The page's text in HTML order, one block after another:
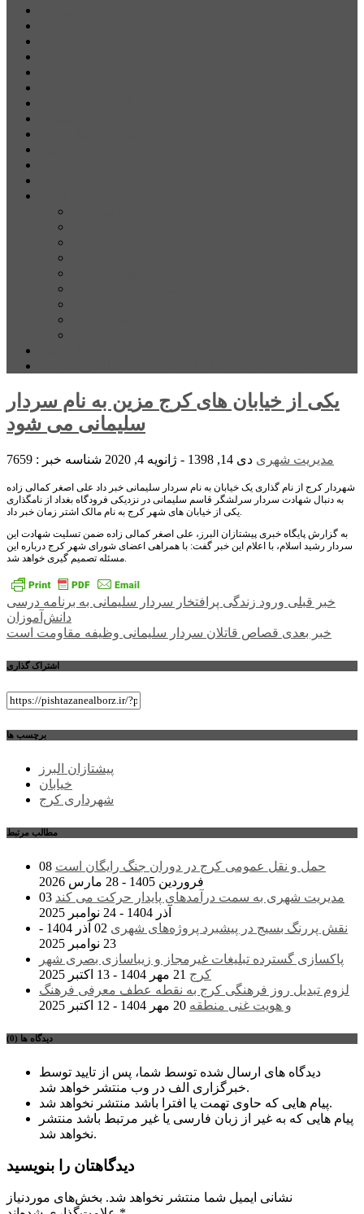
یکی از خیابان های کرج مزین به نام سردار
سلیمانی می شود
مدیریت شهری دی 14, 1398 - ژانویه 4, 2020 شناسه خبر : 7659
شهردار کرج از نام گذاری یک خیابان به نام سردار سلیمانی خبر داد علی اصغر کمالی زاده
به دنبال شهادت سردار سرلشگر قاسم سلیمانی در نزدیکی فرودگاه بغداد از نامگذاری
یکی از خیابان های شهر کرج به نام مالک اشتر زمان خبر داد.
به گزارش پایگاه خبری پیشتازان البرز، علی اصغر کمالی زاده ضمن تسلیت شهادت این
سردار رشید اسلام، با اعلام این خبر گفت: با همراهی اعضای شورای شهر کرج درباره این
مسئله تصمیم گیری خواهد شد.
راهبری
نوشته
خبر قبلی ورود زندگی پرافتخار سردار سلیمانی به برنامه درسی
دانش‌آموزان
خبر بعدی قصاص قاتلان سردار سلیمانی وظیفه مقاومت است
اشتراک گذاری
برچسب ها
پیشتازان البرز
خیابان
شهرداری کرج
مطالب مرتبط
حمل و نقل عمومی کرج در دوران جنگ رایگان است 08
فروردین 1405 - 28 مارس 2026
مدیریت شهری به سمت درآمدهای پایدار حرکت می کند 03
آذر 1404 - 24 نوامبر 2025
نقش پررنگ بسیج در پیشبرد پروژه‌های شهری
02 آذر 1404 -
23 نوامبر 2025
پاکسازی گسترده تبلیغات غیرمجاز و زیباسازی بصری شهر
کرج 21 مهر 1404 - 13 اکتبر 2025
لزوم تبدیل روز فرهنگی کرج به نقطه عطف معرفی فرهنگ
و هویت غنی منطقه 20 مهر 1404 - 12 اکتبر 2025
دیدگاه ها (0)
دیدگاه های ارسال شده توسط شما، پس از تایید توسط
خبرگزاری الف در وب منتشر خواهد شد.
پیام هایی که حاوی تهمت یا افترا باشد منتشر نخواهد شد.
پیام هایی که به غیر از زبان فارسی یا غیر مرتبط باشد منتشر
نخواهد شد.
دیدگاهتان را بنویسید
نشانی ایمیل شما منتشر نخواهد شد. بخش‌های موردنیاز